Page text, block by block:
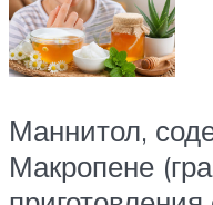
Маннитол,
Макропене